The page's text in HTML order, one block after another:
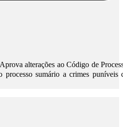
alterações ao Código de
processo sumário a crimes